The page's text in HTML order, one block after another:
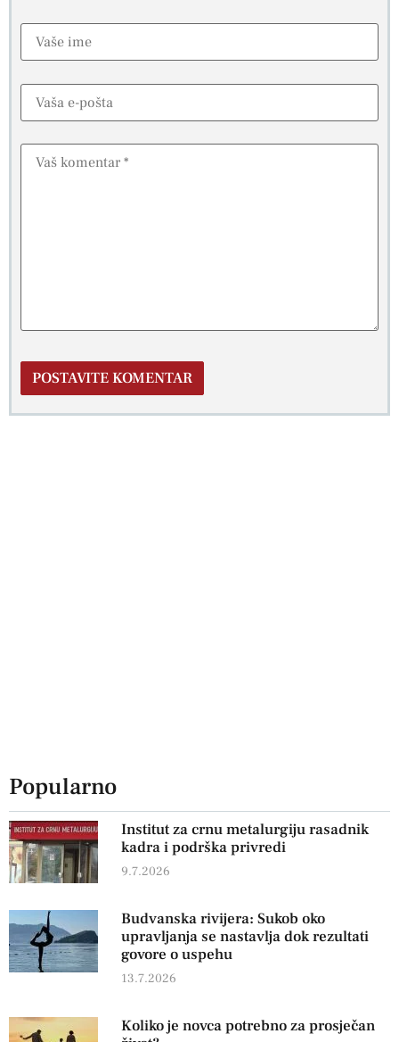
Popularno
Institut za crnu metalurgiju rasadnik
kadra i podrška privredi
9.7.2026
Budvanska rivijera: Sukob oko
upravljanja se nastavlja dok rezultati
govore o uspehu
13.7.2026
Koliko je novca potrebno za prosječan